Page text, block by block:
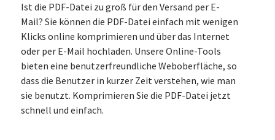
Ist die PDF-Datei zu groß für den Versand per E-
Mail? Sie können die PDF-Datei einfach mit wenigen
Klicks online komprimieren und über das Internet
oder per E-Mail hochladen. Unsere Online-Tools
bieten eine benutzerfreundliche Weboberfläche, so
dass die Benutzer in kurzer Zeit verstehen, wie man
sie benutzt. Komprimieren Sie die PDF-Datei jetzt
schnell und einfach.